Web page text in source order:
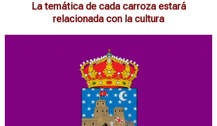
La temática de cada carroza estará
relacionada con la cultura